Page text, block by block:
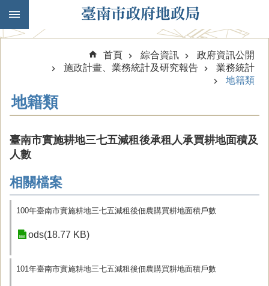
跳到主要內容區塊
首頁 綜合資訊
政府資訊公開
施政計畫、業務統計及研究報告
業務統計
地籍類
地籍類
臺南市實施耕地三七五減租後承租人承買耕地面積及
人數
相關檔案
100年臺南市實施耕地三七五減租後佃農購買耕地面積戶數
ods(18.77 KB)
101年臺南市實施耕地三七五減租後佃農購買耕地面積戶數